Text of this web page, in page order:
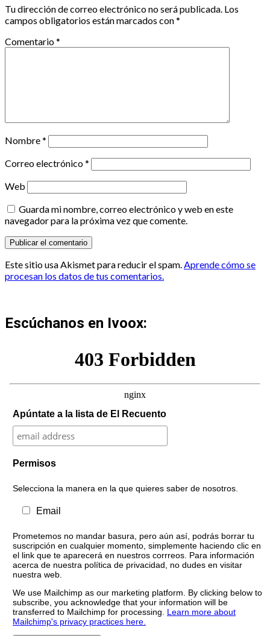
Tu dirección de correo electrónico no será publicada. Los
campos obligatorios están marcados con*
Comentario*
Nombre*
Correo electrónico*
Web
Guarda mi nombre, correo electrónico y web en este
navegador para la próxima vez que comente.
Este sitio usa Akismet para reducir el spam.Aprende cómo se
procesan los datos de tus comentarios.
Escúchanos en Ivoox:
Apúntate a la lista de El Recuento
Permisos
Selecciona la manera en la que quieres saber de nosotros.
Email
Prometemos no mandar basura, pero aún así, podrás borrar tu
suscripción en cualquier momento, simplemente haciendo clic en
el link que te aparecerá en nuestros corrreos. Para información
acerca de nuestra política de privacidad, no dudes en visitar
nuestra web.
We use Mailchimp as our marketing platform. By clicking below to
subscribe, you acknowledge that your information will be
transferred to Mailchimp for processing. Learn more about
Mailchimp's privacy practices here.